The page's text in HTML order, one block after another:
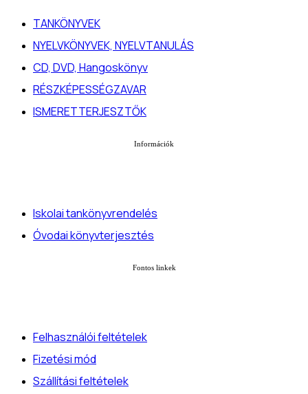
TANKÖNYVEK
NYELVKÖNYVEK, NYELVTANULÁS
CD, DVD, Hangoskönyv
RÉSZKÉPESSÉGZAVAR
ISMERETTERJESZTŐK
Információk
Iskolai tankönyvrendelés
Óvodai könyvterjesztés
Fontos linkek
Felhasználói feltételek
Fizetési mód
Szállítási feltételek